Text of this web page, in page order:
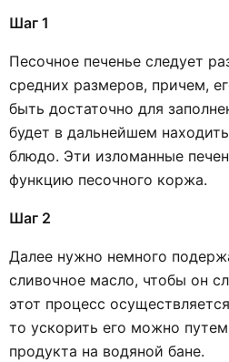
Шаг 1
Песочное печенье следует
средних размеров, причем,
быть достаточно для
будет в дальнейшем
блюдо. Эти изломанные
функцию песочного коржа.
Шаг 2
Далее нужно немного
сливочное масло, чтобы он
этот процесс
то ускорить его можно
продукта на водяной бане.